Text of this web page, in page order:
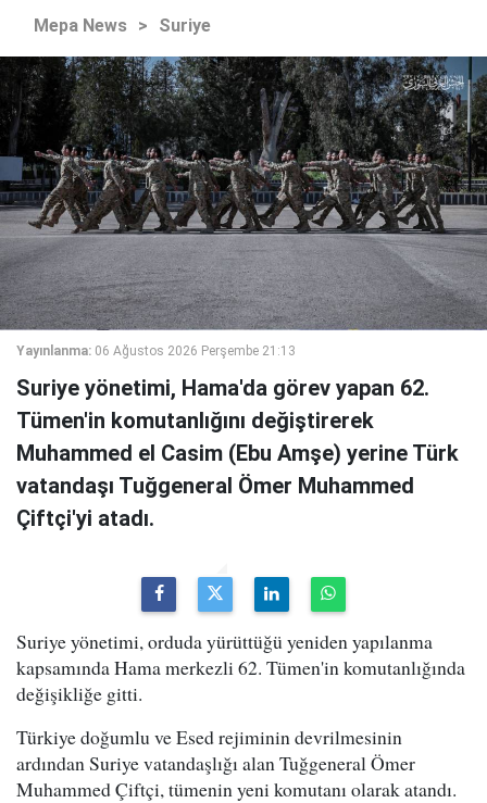
Mepa News > Suriye
Yayınlanma: 06 Ağustos 2026 Perşembe 21:13
Suriye yönetimi, Hama'da görev yapan 62.
Tümen'in komutanlığını değiştirerek
Muhammed el Casim (Ebu Amşe) yerine Türk
vatandaşı Tuğgeneral Ömer Muhammed
Çiftçi'yi atadı.
Suriye yönetimi, orduda yürüttüğü yeniden yapılanma
kapsamında Hama merkezli 62. Tümen'in komutanlığında
değişikliğe gitti.
Türkiye doğumlu ve Esed rejiminin devrilmesinin
ardından Suriye vatandaşlığı alan Tuğgeneral Ömer
Muhammed Çiftçi, tümenin yeni komutanı olarak atandı.